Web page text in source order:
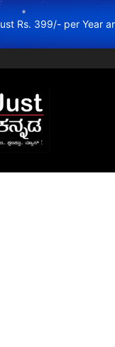
Rs. 399/- per Year
Just
Kannada
–
Online
News